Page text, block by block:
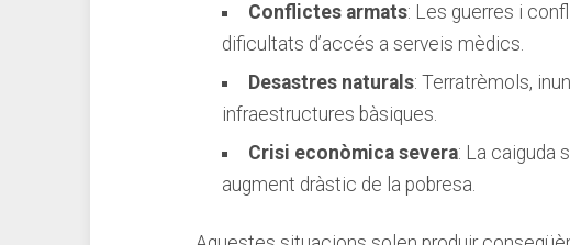
Conflictes armats: Les ⁤guerres ​i
dificultats d’accés‍ a serveis mèdics.
Desastres ​naturals: Terratrèmols,
infraestructures‌ bàsiques.
Crisi econòmica severa: La caiguda‍
augment dràstic de⁤ la pobresa.